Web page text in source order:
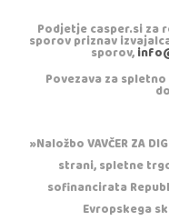
Podjetje casper.si za
sporov priznav
sporov,
Povezava za
»Naložbo VAVČER ZA
strani, spletne
sofinancirata
Evropskega